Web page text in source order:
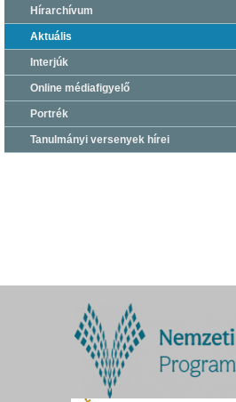
Hírarchívum
Aktuális
Interjúk
Online médiafigyelő
Portrék
Tanulmányi versenyek hírei